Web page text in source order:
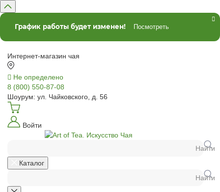
График работы будет изменен! Посмотреть
Интернет-магазин чая
Не определено
8 (800) 550-87-08
Шоурум: ул. Чайковского, д. 56
Войти
Найти
Каталог
Найти